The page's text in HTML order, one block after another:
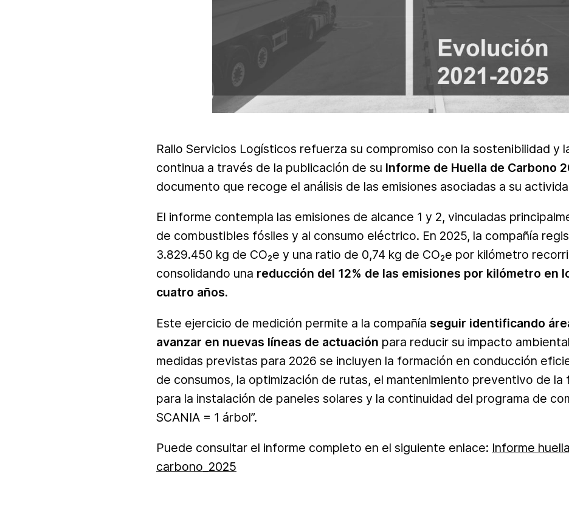
Rallo Servicios Logísticos refuerza su compromiso con la sostenibilidad y
continua a través de la publicación de su Informe de Huella de Carbono
documento que recoge el análisis de las emisiones asociadas a su
El informe contempla las emisiones de alcance 1 y 2, vinculadas
de combustibles fósiles y al consumo eléctrico. En 2025, la compañía
3.829.450 kg de CO₂e y una ratio de 0,74 kg de CO₂e por kilómetro
consolidando una reducción del 12% de las emisiones por kilómetro en
cuatro años.
Este ejercicio de medición permite a la compañía seguir identificando
avanzar en nuevas líneas de actuación para reducir su impacto
medidas previstas para 2026 se incluyen la formación en conducción
de consumos, la optimización de rutas, el mantenimiento preventivo de la
para la instalación de paneles solares y la continuidad del programa de
SCANIA = 1 árbol”.
Puede consultar el informe completo en el siguiente enlace: Informe
carbono_2025